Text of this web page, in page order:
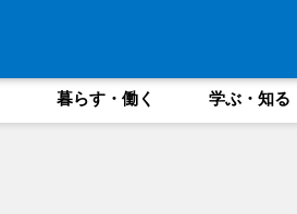
暮らす・働く 学ぶ・知る